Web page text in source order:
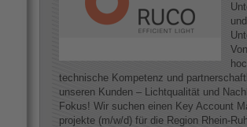
technische Kompetenz und
unseren Kunden – Lichtqualität und
Fokus! Wir suchen einen Key Account
projekte (m/w/d) für die Region Rhein-